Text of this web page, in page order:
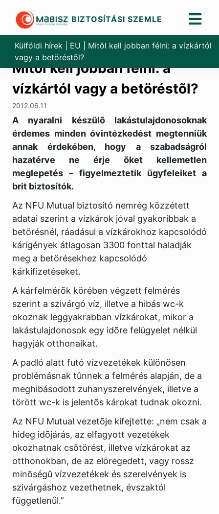
content
BIZTOSÍTÁSI SZEMLE
Külföldi hírek EU
Mitõl kell jobban félni: a vízkártól
vagy a betöréstõl?
Mitõl kell jobban félni: a
vízkártól vagy a betöréstõl?
2012.06.11
A nyaralni készülõ lakástulajdonosoknak
érdemes minden óvintézkedést megtenniük
annak érdekében, hogy a szabadságról
hazatérve ne érje õket kellemetlen
meglepetés – figyelmeztetik ügyfeleiket a
brit biztosítók.
Az NFU Mutual biztosító nemrég közzétett
adatai szerint a vízkárok jóval gyakoribbak a
betörésnél, ráadásul a vízkárokhoz kapcsolódó
kárigények átlagosan 3300 fonttal haladják
meg a betörésekhez kapcsolódó
kárkifizetéseket.
A kárfelmérõk körében végzett felmérés
szerint a szivárgó víz, illetve a hibás wc-k
okoznak leggyakrabban vízkárokat, mikor a
lakástulajdonosok egy idõre felügyelet nélkül
hagyják otthonaikat.
A padló alatt futó vízvezetékek különösen
problémásnak tûnnek a felmérés alapján, de a
meghibásodott zuhanyszerelvények, illetve a
törött wc-k is jelentõs károkat tudnak okozni.
Az NFU Mutual vezetõje kifejtette: „nem csak a
hideg idõjárás, az elfagyott vezetékek
okozhatnak csõtörést, illetve vízkárokat az
otthonokban, de az elöregedett, vagy rossz
minõségû vízvezetékek és szerelvények is
szivárgáshoz vezethetnek, évszaktól
függetlenül.”